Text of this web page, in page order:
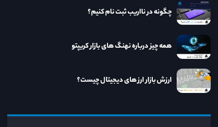
چگونه در نااریب ثبت نام کنیم؟
همه چیز درباره نهنگ های بازار کریپتو
ارزش بازار ارز های دیجیتال چیست؟